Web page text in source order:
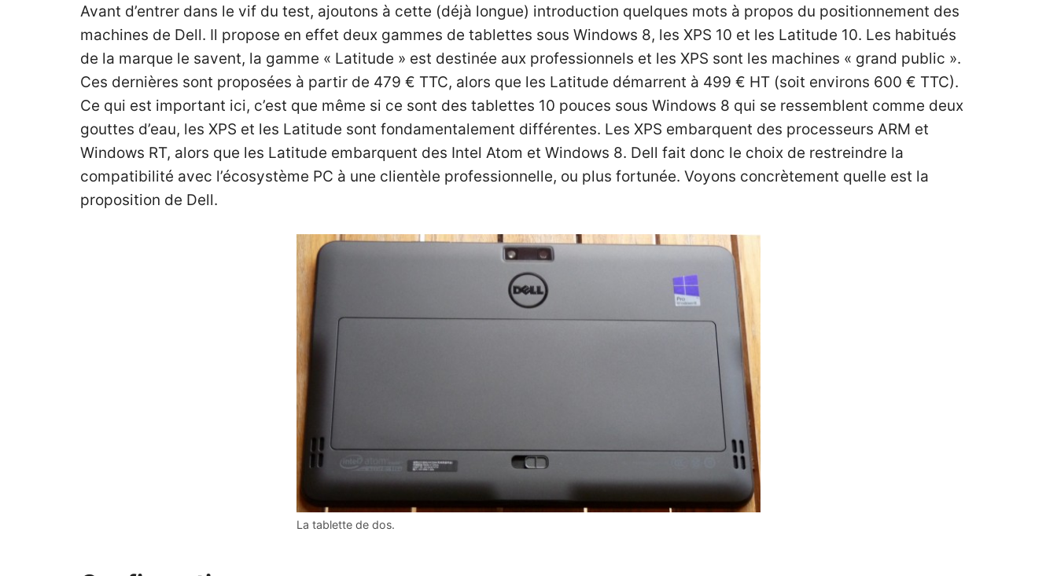
Avant d’entrer dans le vif du test, ajoutons à cette (déjà longue) introduction quelques mots à propos du positionnement des
machines de Dell. Il propose en effet deux gammes de tablettes sous Windows 8, les XPS 10 et les Latitude 10. Les habitués
de la marque le savent, la gamme « Latitude » est destinée aux professionnels et les XPS sont les machines « grand public ».
Ces dernières sont proposées à partir de 479 € TTC, alors que les Latitude démarrent à 499 € HT (soit environs 600 € TTC).
Ce qui est important ici, c’est que même si ce sont des tablettes 10 pouces sous Windows 8 qui se ressemblent comme deux
gouttes d’eau, les XPS et les Latitude sont fondamentalement différentes. Les XPS embarquent des processeurs ARM et
Windows RT, alors que les Latitude embarquent des Intel Atom et Windows 8. Dell fait donc le choix de restreindre la
compatibilité avec l’écosystème PC à une clientèle professionnelle, ou plus fortunée. Voyons concrètement quelle est la
proposition de Dell.
La tablette de dos.